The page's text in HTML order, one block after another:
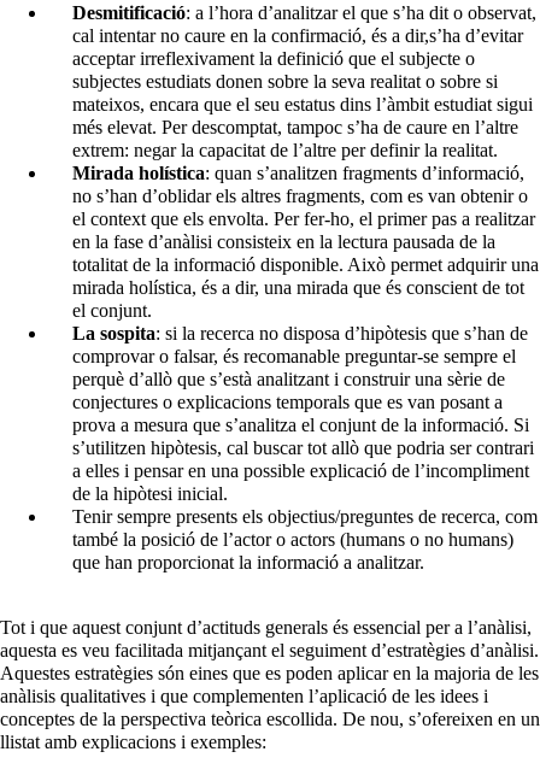
Desmitificació: a l’hora d’analitzar el que s’ha dit o observat,
cal intentar no caure en la confirmació, és a dir,s’ha d’evitar
acceptar irreflexivament la definició que el subjecte o
subjectes estudiats donen sobre la seva realitat o sobre si
mateixos, encara que el seu estatus dins l’àmbit estudiat sigui
més elevat. Per descomptat, tampoc s’ha de caure en l’altre
extrem: negar la capacitat de l’altre per definir la realitat.
Mirada holística: quan s’analitzen fragments d’informació,
no s’han d’oblidar els altres fragments, com es van obtenir o
el context que els envolta. Per fer-ho, el primer pas a realitzar
en la fase d’anàlisi consisteix en la lectura pausada de la
totalitat de la informació disponible. Això permet adquirir una
mirada holística, és a dir, una mirada que és conscient de tot
el conjunt.
La sospita: si la recerca no disposa d’hipòtesis que s’han de
comprovar o falsar, és recomanable preguntar-se sempre el
perquè d’allò que s’està analitzant i construir una sèrie de
conjectures o explicacions temporals que es van posant a
prova a mesura que s’analitza el conjunt de la informació. Si
s’utilitzen hipòtesis, cal buscar tot allò que podria ser contrari
a elles i pensar en una possible explicació de l’incompliment
de la hipòtesi inicial.
Tenir sempre presents els objectius/preguntes de recerca, com
també la posició de l’actor o actors (humans o no humans)
que han proporcionat la informació a analitzar.
Tot i que aquest conjunt d’actituds generals és essencial per a l’anàlisi,
aquesta es veu facilitada mitjançant el seguiment d’estratègies d’anàlisi.
Aquestes estratègies són eines que es poden aplicar en la majoria de les
anàlisis qualitatives i que complementen l’aplicació de les idees i
conceptes de la perspectiva teòrica escollida. De nou, s’ofereixen en un
llistat amb explicacions i exemples: